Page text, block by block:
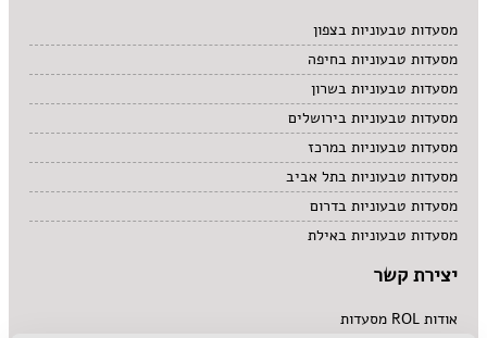
מסעדות טבעוניות בצפון
מסעדות טבעוניות בחיפה
מסעדות טבעוניות בשרון
מסעדות טבעוניות בירושלים
מסעדות טבעוניות במרכז
מסעדות טבעוניות בתל אביב
מסעדות טבעוניות בדרום
מסעדות טבעוניות באילת
יצירת קשר
אודות ROL מסעדות